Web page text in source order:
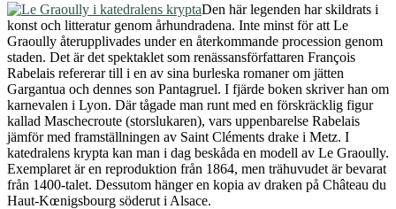
Den här legenden har skildrats i
konst och litteratur genom århundradena. Inte minst för att Le
Graoully återupplivades under en återkommande procession genom
staden. Det är det spektaklet som renässansförfattaren François
Rabelais refererar till i en av sina burleska romaner om jätten
Gargantua och dennes son Pantagruel. I fjärde boken skriver han om
karnevalen i Lyon. Där tågade man runt med en förskräcklig figur
kallad Maschecroute (storslukaren), vars uppenbarelse Rabelais
jämför med framställningen av Saint Cléments drake i Metz. I
katedralens krypta kan man i dag beskåda en modell av Le Graoully.
Exemplaret är en reproduktion från 1864, men trähuvudet är bevarat
från 1400-talet. Dessutom hänger en kopia av draken på Château du
Haut-Kœnigsbourg söderut i Alsace.